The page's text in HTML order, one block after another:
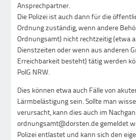
Ansprechpartner.
Die Polizei ist auch dann für die
Ordnung zuständig, wenn andere
Ordnungsamt) nicht rechtzeitig (etwa
Dienstzeiten oder wenn aus anderen
Erreichbarkeit besteht) tätig werden
PolG NRW.
Dies können etwa auch Fälle von
Lärmbelästigung sein. Sollte man
verursacht, kann dies auch im
ordnungsamt@dorsten.de gemeldet
Polizei entlastet und kann sich den